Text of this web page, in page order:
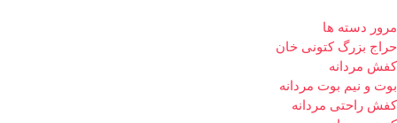
مرور دسته ها
حراج بزرگ کتونی خان
کفش مردانه
بوت و نیم بوت مردانه
کفش راحتی مردانه